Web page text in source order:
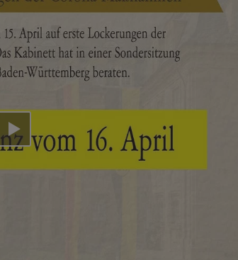
Video abspielen